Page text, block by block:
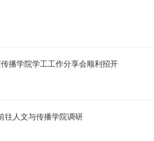
播学院学工工作分享会顺利招开
人文与传播学院调研